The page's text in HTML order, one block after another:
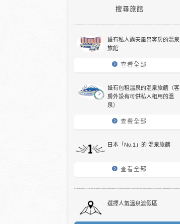
搜尋旅館
設有私人露天風呂客房的溫泉
旅館
查看全部
設有包租溫泉的溫泉旅館（客
房外設有可供私人租用的溫
泉）
查看全部
日本「No.1」的 溫泉旅館
查看全部
選擇人氣溫泉渡假區